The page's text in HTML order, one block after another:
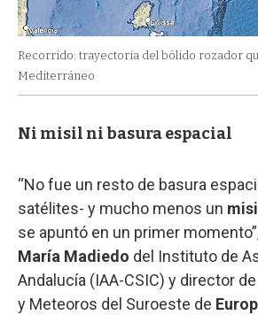
Recorrido: trayectoria del bólido rozador
Mediterráneo
Ni misil ni basura espacial
“No fue un resto de basura
satélites- y mucho menos un
se apuntó en un primer
María Madiedo del Instituto de
Andalucía (IAA-CSIC) y director
y Meteoros del Suroeste de